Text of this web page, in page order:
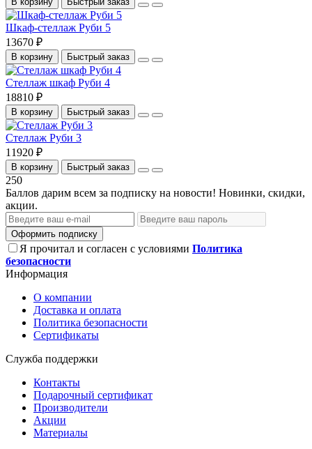
Шкаф-стеллаж Руби 5
13670 ₽
В корзину Быстрый заказ
Стеллаж шкаф Руби 4
18810 ₽
В корзину Быстрый заказ
Стеллаж Руби 3
11920 ₽
В корзину Быстрый заказ
250
Баллов дарим всем за подписку на новости! Новинки, скидки,
акции.
Оформить подписку
Я прочитал и согласен с условиями Политика
безопасности
Информация
О компании
Доставка и оплата
Политика безопасности
Сертификаты
Служба поддержки
Контакты
Подарочный сертификат
Производители
Акции
Материалы